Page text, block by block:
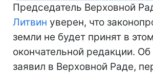
Председатель Верховной
Литвин уверен, что
земли не будет принят в
окончательной редакции. Об
заявил в Верховной Раде,